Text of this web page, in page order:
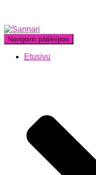
Navigointi päälle/pois
Etusivu